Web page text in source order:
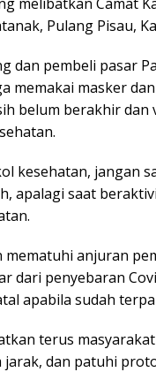
Pulang Pisau,
dan pembeli pasar
memakai masker
belum berakhir
kesehatan, jangan
apalagi saat
anjuran
dari penyebaran
apabila sudah
terus
jarak, dan patuhi